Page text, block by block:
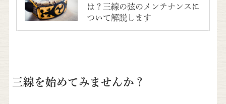
は？三線の弦のメンテナンスに
ついて解説します
三線を始めてみませんか？